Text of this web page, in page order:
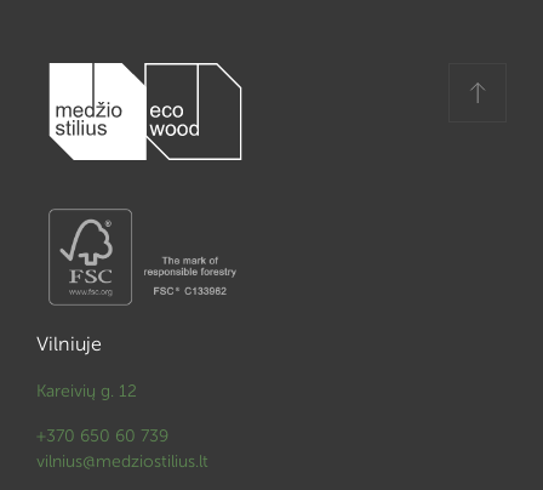
Vilniuje
Kareivių g. 12
+370 650 60 739
vilnius@medziostilius.lt